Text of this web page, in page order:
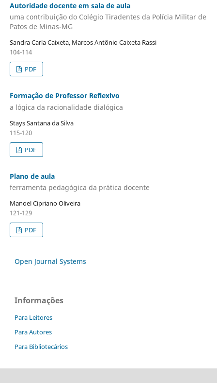
Autoridade docente em sala de aula
uma contribuição do Colégio Tiradentes da Polícia Militar de
Patos de Minas-MG
Sandra Carla Caixeta, Marcos Antônio Caixeta Rassi
104-114
PDF
Formação de Professor Reflexivo
a lógica da racionalidade dialógica
Stays Santana da Silva
115-120
PDF
Plano de aula
ferramenta pedagógica da prática docente
Manoel Cipriano Oliveira
121-129
PDF
Open Journal Systems
Informações
Para Leitores
Para Autores
Para Bibliotecários